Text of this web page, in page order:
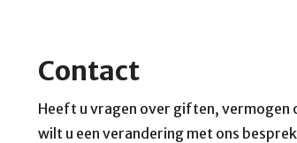
Contact
Heeft u vragen over giften,
wilt u een verandering met ons